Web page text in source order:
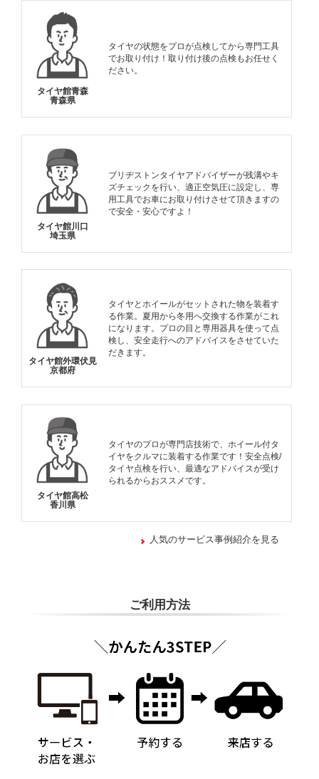
タイヤ館青森
青森県
タイヤの状態をプロが点検してから専門工具
でお取り付け！取り付け後の点検もお任せく
ださい。
タイヤ館川口
埼玉県
ブリヂストンタイヤアドバイザーが残溝やキ
ズチェックを行い、適正空気圧に設定し、専
用工具でお車にお取り付けさせて頂きますの
で安全・安心ですよ！
タイヤ館外環伏見
京都府
タイヤとホイールがセットされた物を装着す
る作業。夏用から冬用へ交換する作業がこれ
になります。プロの目と専用器具を使って点
検し、安全走行へのアドバイスをさせていた
だきます。
タイヤ館高松
香川県
タイヤのプロが専門店技術で、ホイール付タ
イヤをクルマに装着する作業です！安全点検/
タイヤ点検を行い、最適なアドバイスが受け
られるからおススメです。
人気のサービス事例紹介を見る
ご利用方法